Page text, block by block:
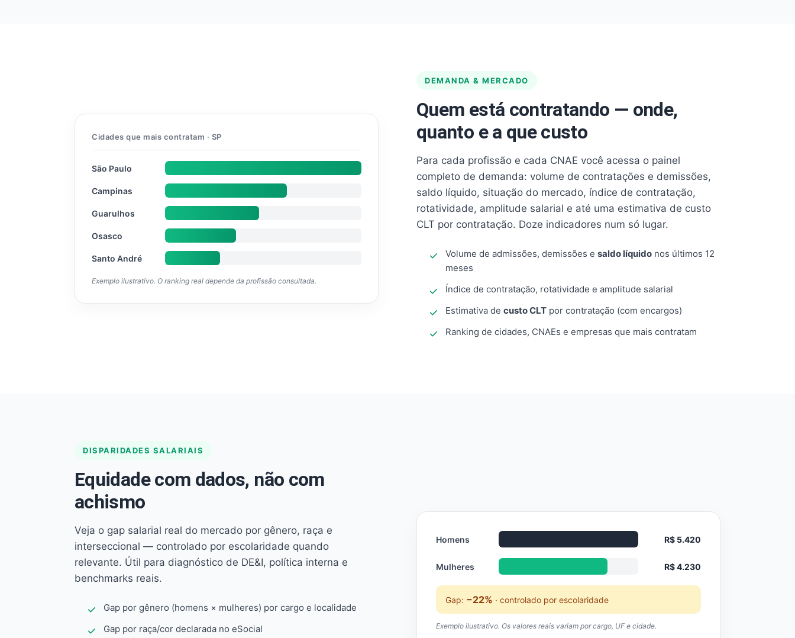
DEMANDA & MERCADO
Quem está contratando — onde,
quanto e a que custo
Para cada profissão e cada CNAE você acessa o painel
completo de demanda: volume de contratações e demissões,
saldo líquido, situação do mercado, índice de contratação,
rotatividade, amplitude salarial e até uma estimativa de custo
CLT por contratação. Doze indicadores num só lugar.
Volume de admissões, demissões e saldo líquido nos últimos 12
meses
Índice de contratação, rotatividade e amplitude salarial
Estimativa de custo CLT por contratação (com encargos)
Ranking de cidades, CNAEs e empresas que mais contratam
Cidades que mais contratam · SP
São Paulo
Campinas
Guarulhos
Osasco
Santo André
Exemplo ilustrativo. O ranking real depende da profissão consultada.
DISPARIDADES SALARIAIS
Equidade com dados, não com
achismo
Veja o gap salarial real do mercado por gênero, raça e
interseccional — controlado por escolaridade quando
relevante. Útil para diagnóstico de DE&I, política interna e
benchmarks reais.
Gap por gênero (homens × mulheres) por cargo e localidade
Gap por raça/cor declarada no eSocial
Homens R$ 5.420
Mulheres R$ 4.230
Gap: −22% · controlado por escolaridade
Exemplo ilustrativo. Os valores reais variam por cargo, UF e cidade.